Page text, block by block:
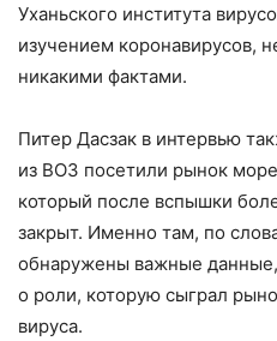
Уханьского института
изучением коронавирусов,
никакими фактами.
Питер Дасзак в интервью
из ВОЗ посетили рынок
который после вспышки
закрыт. Именно там, по
обнаружены важные
о роли, которую сыграл
вируса.